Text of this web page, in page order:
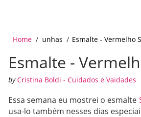
Home / unhas / Esmalte - Vermelho
Esmalte -
by Cristina Boldi - Cuidados e Vaidades
Essa semana eu mostrei o esmalte
usa-lo também nesses dias